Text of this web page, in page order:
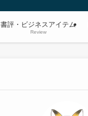
書評・ビジネスアイテム
Review